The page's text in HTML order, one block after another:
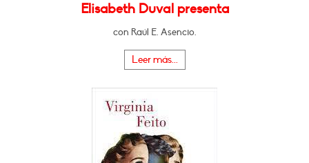
Elisabeth Duval presenta
con Raúl E. Asencio.
Leer más...